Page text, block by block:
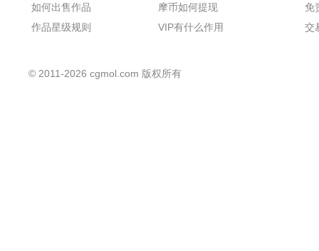
如何出售作品
作品星级规则
摩币如何提现
VIP有什么作用
免
交
© 2011-2026 cgmol.com 版权所有